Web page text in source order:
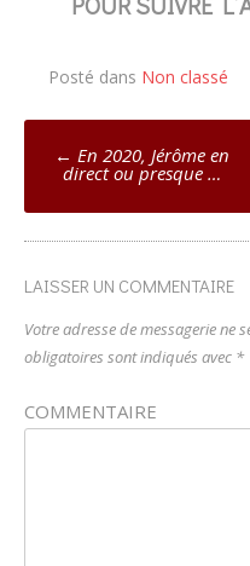
Posté dans Non classé
Poste
navigation
← En 2020, Jérôme en
direct ou presque …
LAISSER UN COMMENTAIRE
Votre adresse de messagerie ne
obligatoires sont indiqués avec *
COMMENTAIRE